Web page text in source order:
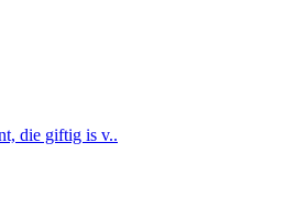
die giftig is v..